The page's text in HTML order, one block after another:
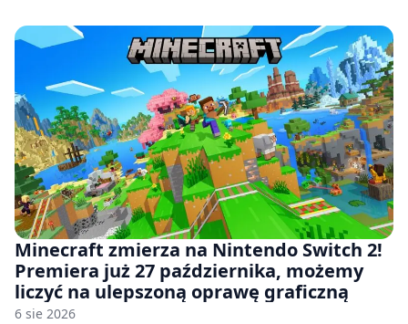
Minecraft zmierza na Nintendo Switch 2!
Premiera już 27 października, możemy
liczyć na ulepszoną oprawę graficzną
6 sie 2026